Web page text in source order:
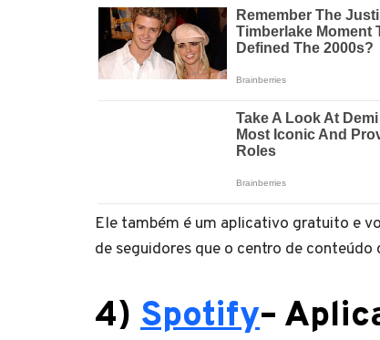
Ele também é um aplicativo gratuito e
de seguidores que o centro de conteúdo
4) Spotify–